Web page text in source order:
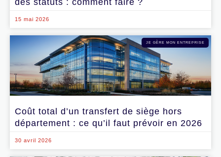
des statuts : comment faire ?
15 mai 2026
JE GÈRE MON ENTREPRISE
Coût total d’un transfert de siège hors
département : ce qu’il faut prévoir en 2026
30 avril 2026